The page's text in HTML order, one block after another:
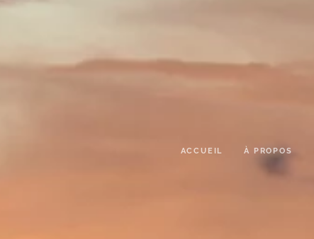
ACCUEIL À PROPOS